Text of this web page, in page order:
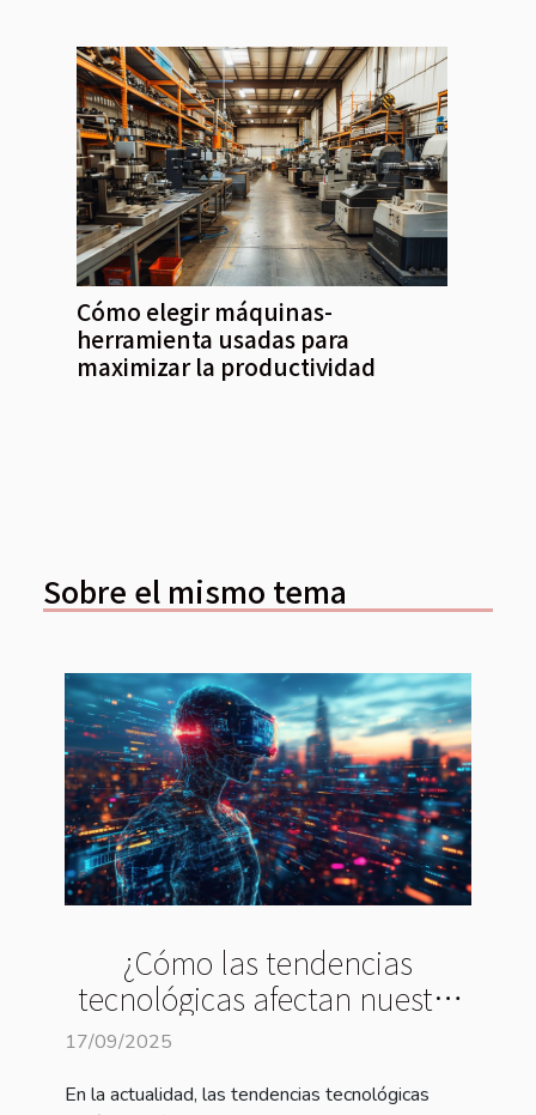
Cómo elegir máquinas-
herramienta usadas para
maximizar la productividad
Sobre el mismo tema
¿Cómo las tendencias
tecnológicas afectan nuestra
percepción del mundo?
17/09/2025
En la actualidad, las tendencias tecnológicas